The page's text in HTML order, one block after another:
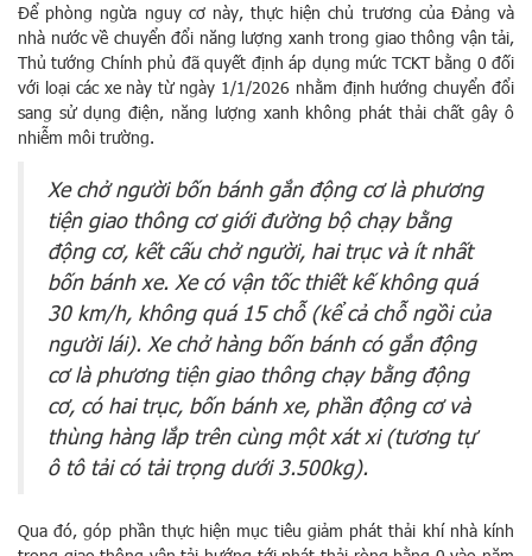
Để phòng ngừa nguy cơ này, thực hiện chủ trương của Đảng và
nhà nước về chuyển đổi năng lượng xanh trong giao thông vận tải,
Thủ tướng Chính phủ đã quyết định áp dụng mức TCKT bằng 0 đối
với loại các xe này từ ngày 1/1/2026 nhằm định hướng chuyển đổi
sang sử dụng điện, năng lượng xanh không phát thải chất gây ô
nhiễm môi trường.
Xe chở người bốn bánh gắn động cơ là phương
tiện giao thông cơ giới đường bộ chạy bằng
động cơ, kết cấu chở người, hai trục và ít nhất
bốn bánh xe. Xe có vận tốc thiết kế không quá
30 km/h, không quá 15 chỗ (kể cả chỗ ngồi của
người lái). Xe chở hàng bốn bánh có gắn động
cơ là phương tiện giao thông chạy bằng động
cơ, có hai trục, bốn bánh xe, phần động cơ và
thùng hàng lắp trên cùng một xát xi (tương tự
ô tô tải có tải trọng dưới 3.500kg).
Qua đó, góp phần thực hiện mục tiêu giảm phát thải khí nhà kính